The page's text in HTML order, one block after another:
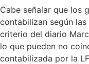
Cabe señalar que los
contabilizan según
criterio del diario
lo que pueden no
contabilizada por la